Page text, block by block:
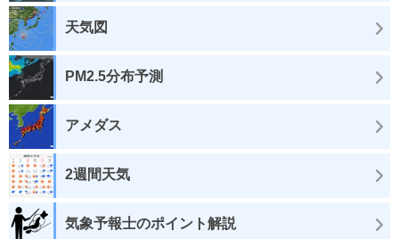
天気図
PM2.5分布予測
アメダス
2週間天気
気象予報士のポイント解説